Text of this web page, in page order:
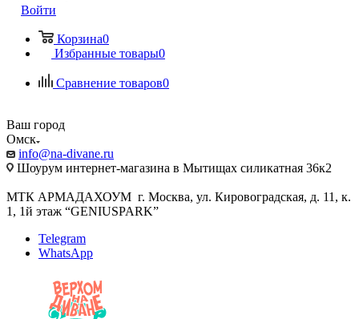
Войти
Корзина0
Избранные товары0
Сравнение товаров0
Ваш город
Омск
info@na-divane.ru
Шоурум интернет-магазина в Мытищах силикатная 36к2
МТК АРМАДАХОУМ г. Москва, ул. Кировоградская, д. 11, к.
1, 1й этаж “GENIUSPARK”
Telegram
WhatsApp